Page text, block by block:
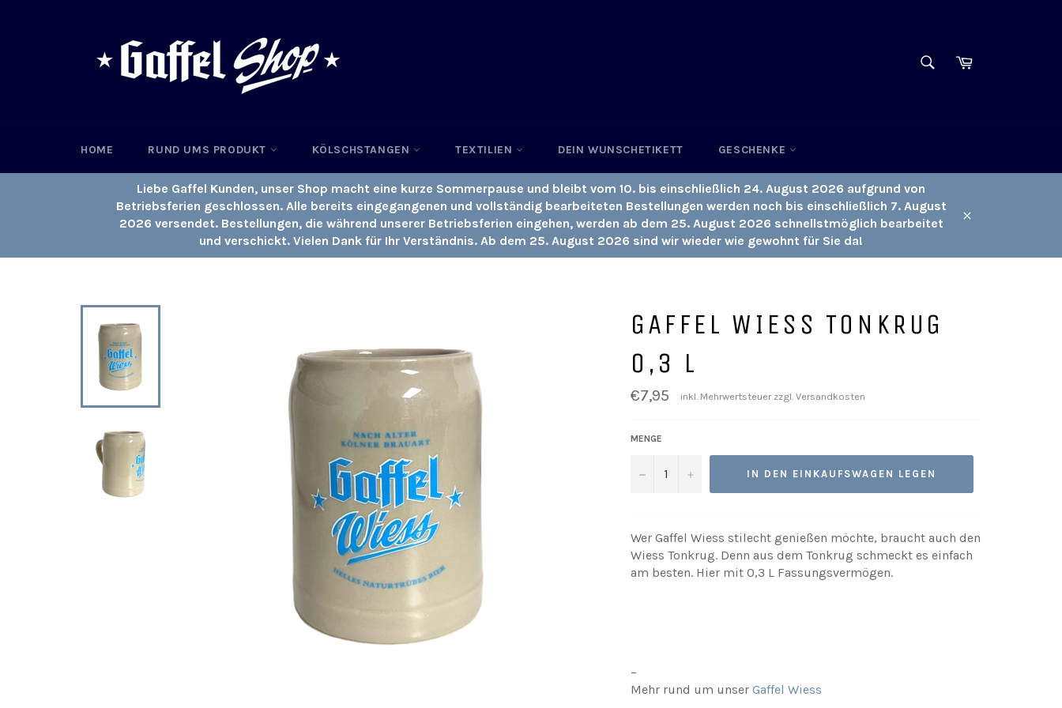
SUCHENEinkaufswagen
HOME RUND UMS PRODUKT KÖLSCHSTANGEN TEXTILIEN DEIN WUNSCHETIKETT GESCHENKE
Liebe Gaffel Kunden, unser Shop macht eine kurze Sommerpause und bleibt vom 10. bis einschließlich 24. August 2026 aufgrund von
Betriebsferien geschlossen. Alle bereits eingegangenen und vollständig bearbeiteten Bestellungen werden noch bis einschließlich 7. August
2026 versendet. Bestellungen, die während unserer Betriebsferien eingehen, werden ab dem 25. August 2026 schnellstmöglich bearbeitet
und verschickt. Vielen Dank für Ihr Verständnis. Ab dem 25. August 2026 sind wir wieder wie gewohnt für Sie da!
GAFFEL WIESS TONKRUG
0,3 L
Normaler
Preis
€7,95 inkl. Mehrwertsteuer zzgl. Versandkosten
MENGE
− + IN DEN EINKAUFSWAGEN LEGEN
Wer Gaffel Wiess stilecht genießen möchte, braucht auch den
Wiess Tonkrug. Denn aus dem Tonkrug schmeckt es einfach
am besten. Hier mit 0,3 L Fassungsvermögen.
–
Mehr rund um unser Gaffel Wiess